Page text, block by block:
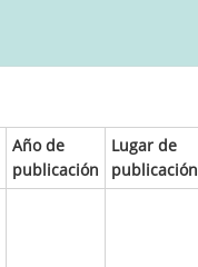
Año de
publicación
Lugar de
publicación